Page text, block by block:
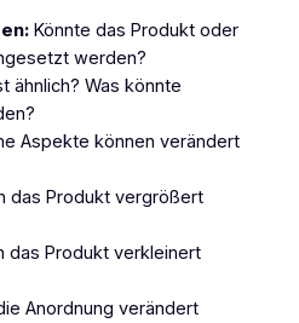
Könnte das Produkt oder
werden?
ähnlich? Was könnte
Aspekte können verändert
das Produkt vergrößert
das Produkt verkleinert
Anordnung verändert